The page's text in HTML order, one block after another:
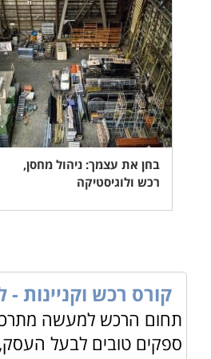
בחן את עצמך: ניהול מחסן,
רכש ולוגיסטיקה
קורס רכש וקניינות
תחום הרכש למעשה
ספקים טובים לבעל